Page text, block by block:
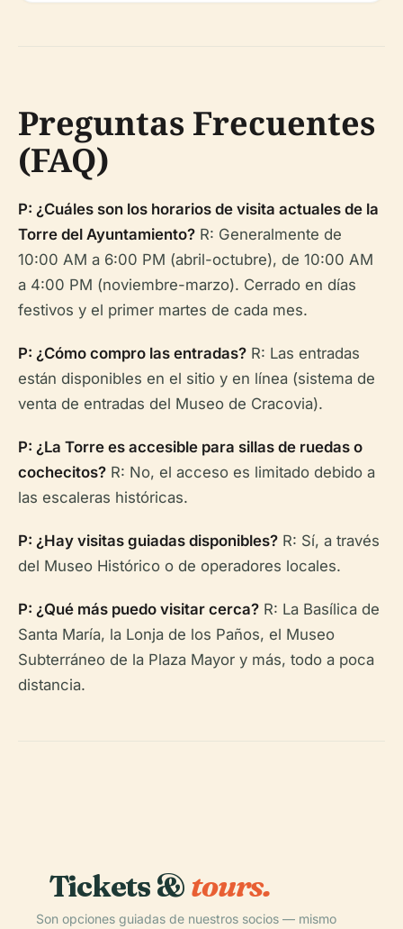
Preguntas Frecuentes
(FAQ)
P: ¿Cuáles son los horarios de visita actuales de la
Torre del Ayuntamiento? R: Generalmente de
10:00 AM a 6:00 PM (abril-octubre), de 10:00 AM
a 4:00 PM (noviembre-marzo). Cerrado en días
festivos y el primer martes de cada mes.
P: ¿Cómo compro las entradas? R: Las entradas
están disponibles en el sitio y en línea (sistema de
venta de entradas del Museo de Cracovia).
P: ¿La Torre es accesible para sillas de ruedas o
cochecitos? R: No, el acceso es limitado debido a
las escaleras históricas.
P: ¿Hay visitas guiadas disponibles? R: Sí, a través
del Museo Histórico o de operadores locales.
P: ¿Qué más puedo visitar cerca? R: La Basílica de
Santa María, la Lonja de los Paños, el Museo
Subterráneo de la Plaza Mayor y más, todo a poca
distancia.
Tickets &tours.
Son opciones guiadas de nuestros socios — mismo